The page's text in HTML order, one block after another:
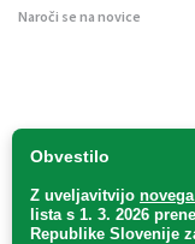
Obvestilo
Z uveljavitvijo
lista s 1. 3. 2026
Republike Slovenije
Naroči se na novice